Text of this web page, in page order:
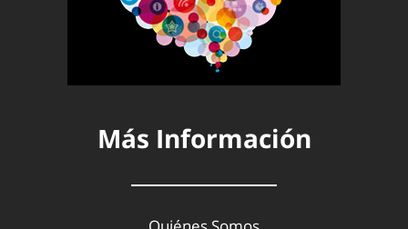
Más Información